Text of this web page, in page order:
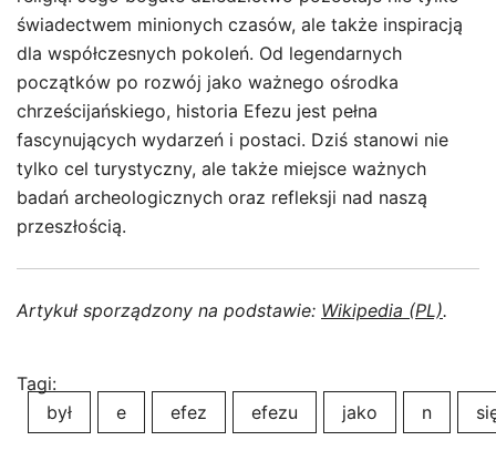
świadectwem minionych czasów, ale także inspiracją
dla współczesnych pokoleń. Od legendarnych
początków po rozwój jako ważnego ośrodka
chrześcijańskiego, historia Efezu jest pełna
fascynujących wydarzeń i postaci. Dziś stanowi nie
tylko cel turystyczny, ale także miejsce ważnych
badań archeologicznych oraz refleksji nad naszą
przeszłością.
Artykuł sporządzony na podstawie: Wikipedia (PL).
Tagi:
był
e efez efezu jako n